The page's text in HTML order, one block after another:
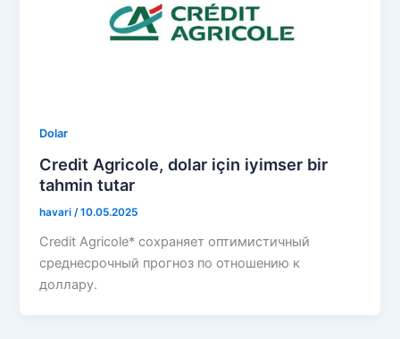
Dolar
Credit Agricole, dolar için iyimser bir
tahmin tutar
havari /10.05.2025
Credit Agricole* сохраняет оптимистичный
среднесрочный прогноз по отношению к
доллару.